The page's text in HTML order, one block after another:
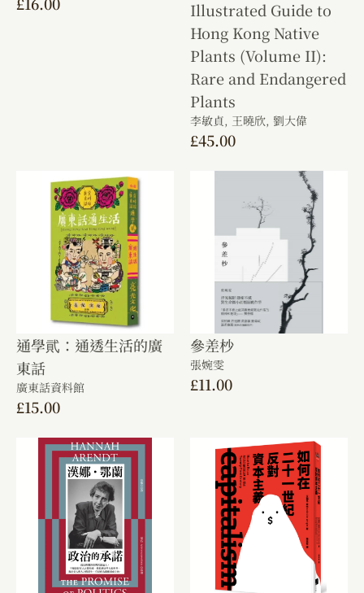
Illustrated Guide to
Hong Kong Native
Plants (Volume II):
Rare and Endangered
Plants
李敏貞, 王曉欣, 劉大偉
£45.00
通學貮：通透生活的廣
東話
廣東話資料館
£15.00
參差杪
張婉雯
£11.00